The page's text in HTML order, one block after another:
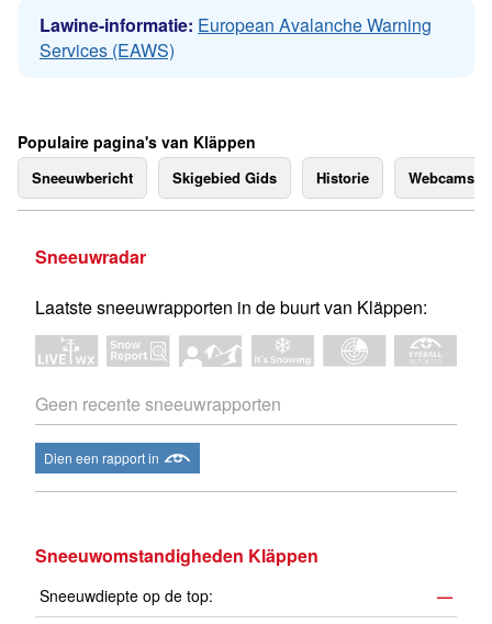
Lawine-informatie: European Avalanche Warning
Services (EAWS)
Populaire pagina's van Kläppen
Sneeuwbericht Skigebied Gids Historie Webcams
Sneeuwradar
Laatste sneeuwrapporten in de buurt van Kläppen:
Geen recente sneeuwrapporten
Dien een rapport in
Sneeuwomstandigheden Kläppen
Sneeuwdiepte op de top:
—